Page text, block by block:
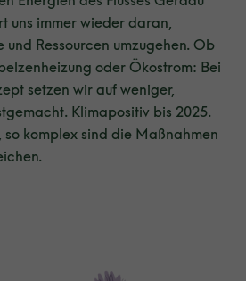
uns immer wieder daran,
und Ressourcen umzugehen. Ob
oder Ökostrom: Bei
setzen wir auf weniger,
Klimapositiv bis 2025.
so komplex sind die Maßnahmen